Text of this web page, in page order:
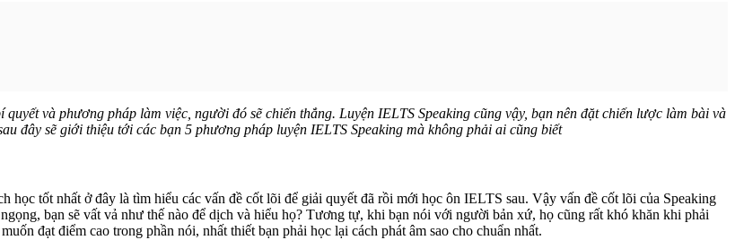
và phương pháp làm việc, người đó sẽ chiến thắng. Luyện IELTS Speaking cũng vậy, bạn nên đặt chiến lược làm bài và
đây sẽ giới thiệu tới các bạn 5 phương pháp luyện IELTS Speaking mà không phải ai cũng biết
tốt nhất ở đây là tìm hiểu các vấn đề cốt lõi để giải quyết đã rồi mới học ôn IELTS sau. Vậy vấn đề cốt lõi của Speaking
bạn sẽ vất vả như thế nào để dịch và hiểu họ? Tương tự, khi bạn nói với người bản xứ, họ cũng rất khó khăn khi phải
đạt điểm cao trong phần nói, nhất thiết bạn phải học lại cách phát âm sao cho chuẩn nhất.